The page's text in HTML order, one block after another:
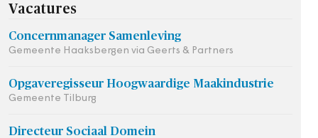
Vacatures
Concernmanager Samenleving
Gemeente Haaksbergen via Geerts & Partners
Opgaveregisseur Hoogwaardige Maakindustrie
Gemeente Tilburg
Directeur Sociaal Domein